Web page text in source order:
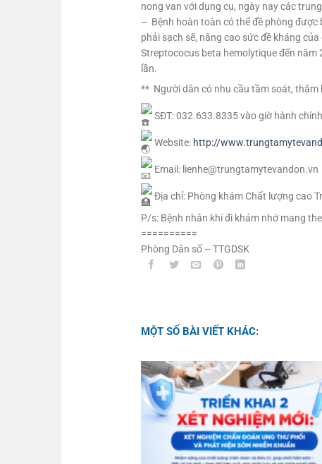
nong van với dụng cụ, ngày nay các
– Bệnh hoàn toàn có thể đề phòng được
phải sạch sẽ, nâng cao sức đề kháng
Streptococus beta hemolytique đến năm
lần.
** Người dân có nhu cầu tầm soát, thăm
SĐT: 032.633.8335 vào giờ hành
Website: http://
Email: lienhe@trungtamytevandon.vn
Địa chỉ: Phòng khám Chất lượng cao
P/s: Bệnh nhân khi đi khám nhớ mang
==========
Phòng Dân số – TTGDSK
MỘT SỐ BÀI VIẾT KHÁC: